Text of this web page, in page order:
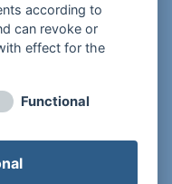
according to
can revoke or
effect for the
Functional